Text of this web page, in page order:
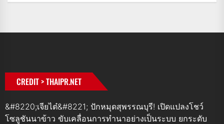
CREDIT > THAIPR.NET
&#8220;เจียไต๋&#8221; ปักหมุดสุพรรณบุรี! เปิดแปลงโชว์
โซลูชันนาข้าว ขับเคลื่อนการทำนาอย่างเป็นระบบ ยกระดับ